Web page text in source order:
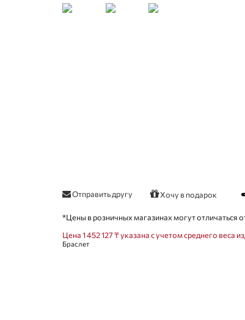
Отправить другу Хочу в подарок
*Цены в розничных магазинах могут отличаться
Цена 1 452 127 ₸ указана с учетом среднего веса
Браслет